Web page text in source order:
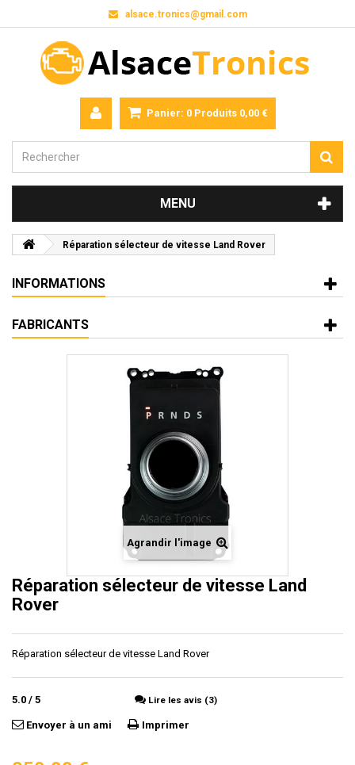
alsace.tronics@gmail.com
Panier: 0 Produits 0,00 €
MENU
Réparation sélecteur de vitesse Land Rover
INFORMATIONS
FABRICANTS
Agrandir l'image
Réparation sélecteur de vitesse Land
Rover
Réparation sélecteur de vitesse Land Rover
5.0 / 5 Lire les avis (3)
Envoyer à un ami Imprimer